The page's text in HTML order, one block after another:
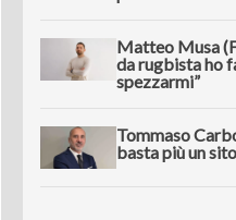
Matteo Musa
da rugbista ho
spezzarmi”
Tommaso
basta più un